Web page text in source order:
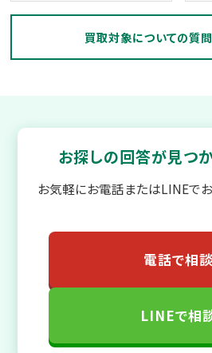
買取対象についての質
お探しの回答が見つ
お気軽にお電話またはLINEで
電話で相談
LINEで相